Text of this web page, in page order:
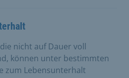
nicht auf Dauer voll
können unter bestimmten
zum Lebensunterhalt